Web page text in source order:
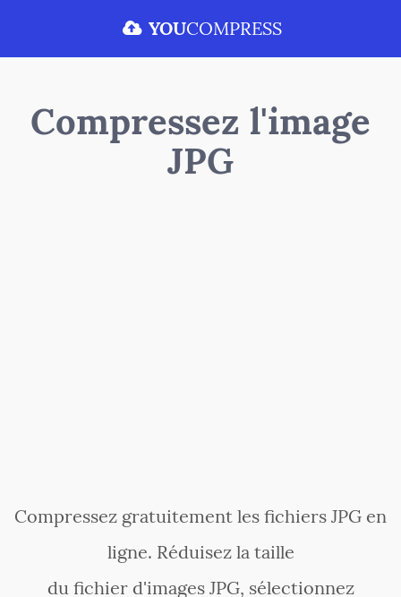
YOUCOMPRESS
Compressez l'image
JPG
Compressez gratuitement les fichiers JPG en
ligne. Réduisez la taille
du fichier d'images JPG, sélectionnez